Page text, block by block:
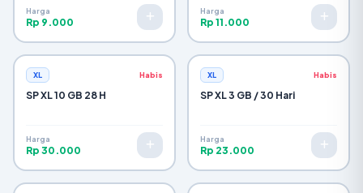
Harga
Rp 9.000
Harga
Rp 11.000
XL Habis
SP XL 10 GB 28 H
Harga
Rp 30.000
XL Habis
SP XL 3 GB / 30 Hari
Harga
Rp 23.000